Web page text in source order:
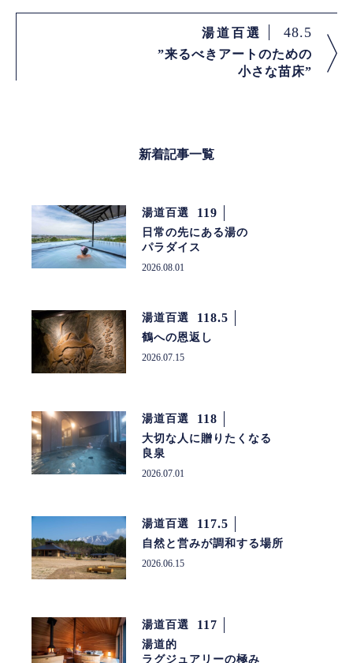
湯道百選 48.5
”来るべきアートのための
小さな苗床”
新着記事一覧
湯道百選 119
日常の先にある湯の
パラダイス
2026.08.01
湯道百選 118.5
鶴への恩返し
2026.07.15
湯道百選 118
大切な人に贈りたくなる
良泉
2026.07.01
湯道百選 117.5
自然と営みが調和する場所
2026.06.15
湯道百選 117
湯道的
ラグジュアリーの極み